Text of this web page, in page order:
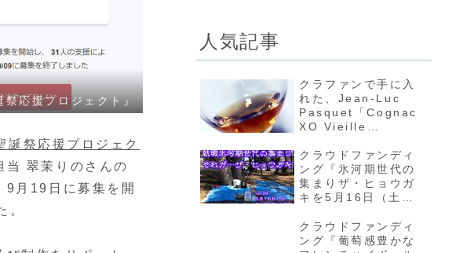
祭応援プロジェクト』
祭応援プロジェク
当 翠茉りのさんの
9月19日に募集を開
。
人気記事
クラファンで手に入
れた、Jean-Luc
Pasquet「Cognac
XO Vieille
クラウドファンディ
ング『氷河期世代の
集まりザ・ヒョウガ
キを5月16日（土）
したい！』プロジェ
クトが4月16日から
クラウドファンディ
ング『葡萄感豊かな